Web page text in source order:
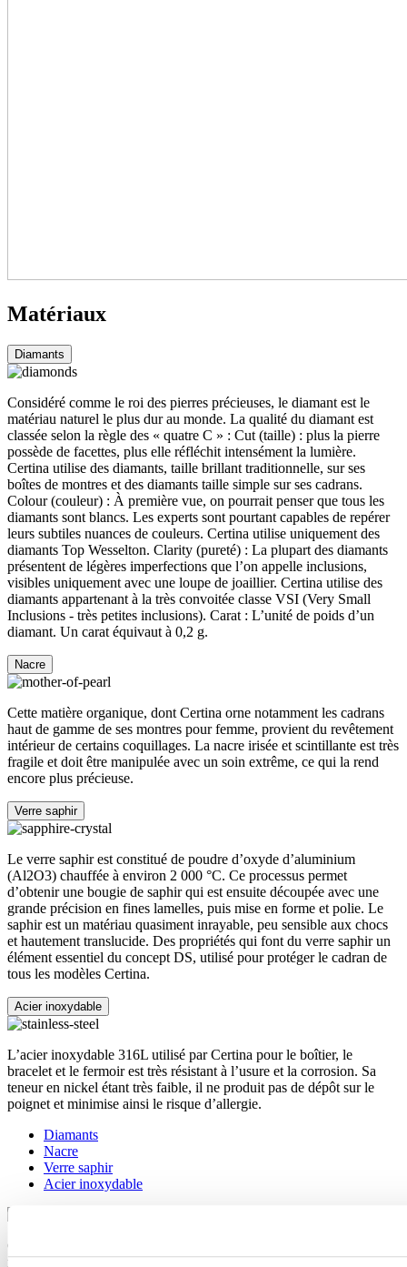
Matériaux
Diamants
Considéré comme le roi des pierres précieuses, le diamant est le
matériau naturel le plus dur au monde. La qualité du diamant est
classée selon la règle des « quatre C » : Cut (taille) : plus la pierre
possède de facettes, plus elle réfléchit intensément la lumière.
Certina utilise des diamants, taille brillant traditionnelle, sur ses
boîtes de montres et des diamants taille simple sur ses cadrans.
Colour (couleur) : À première vue, on pourrait penser que tous les
diamants sont blancs. Les experts sont pourtant capables de repérer
leurs subtiles nuances de couleurs. Certina utilise uniquement des
diamants Top Wesselton. Clarity (pureté) : La plupart des diamants
présentent de légères imperfections que l’on appelle inclusions,
visibles uniquement avec une loupe de joaillier. Certina utilise des
diamants appartenant à la très convoitée classe VSI (Very Small
Inclusions - très petites inclusions). Carat : L’unité de poids d’un
diamant. Un carat équivaut à 0,2 g.
Nacre
Cette matière organique, dont Certina orne notamment les cadrans
haut de gamme de ses montres pour femme, provient du revêtement
intérieur de certains coquillages. La nacre irisée et scintillante est très
fragile et doit être manipulée avec un soin extrême, ce qui la rend
encore plus précieuse.
Verre saphir
Le verre saphir est constitué de poudre d’oxyde d’aluminium
(Al2O3) chauffée à environ 2 000 °C. Ce processus permet
d’obtenir une bougie de saphir qui est ensuite découpée avec une
grande précision en fines lamelles, puis mise en forme et polie. Le
saphir est un matériau quasiment inrayable, peu sensible aux chocs
et hautement translucide. Des propriétés qui font du verre saphir un
élément essentiel du concept DS, utilisé pour protéger le cadran de
tous les modèles Certina.
Acier inoxydable
L’acier inoxydable 316L utilisé par Certina pour le boîtier, le
bracelet et le fermoir est très résistant à l’usure et la corrosion. Sa
teneur en nickel étant très faible, il ne produit pas de dépôt sur le
poignet et minimise ainsi le risque d’allergie.
Diamants
Nacre
Verre saphir
Acier inoxydable
Considéré comme le roi des pierres précieuses, le diamant est le
matériau naturel le plus dur au monde. La qualité du diamant est